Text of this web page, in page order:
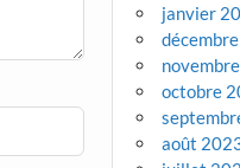
janvier
octobre
août